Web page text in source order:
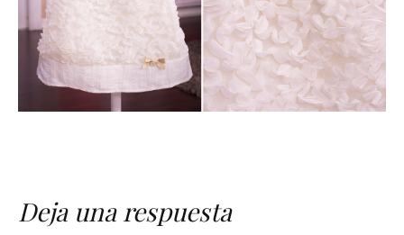
Deja una respuesta